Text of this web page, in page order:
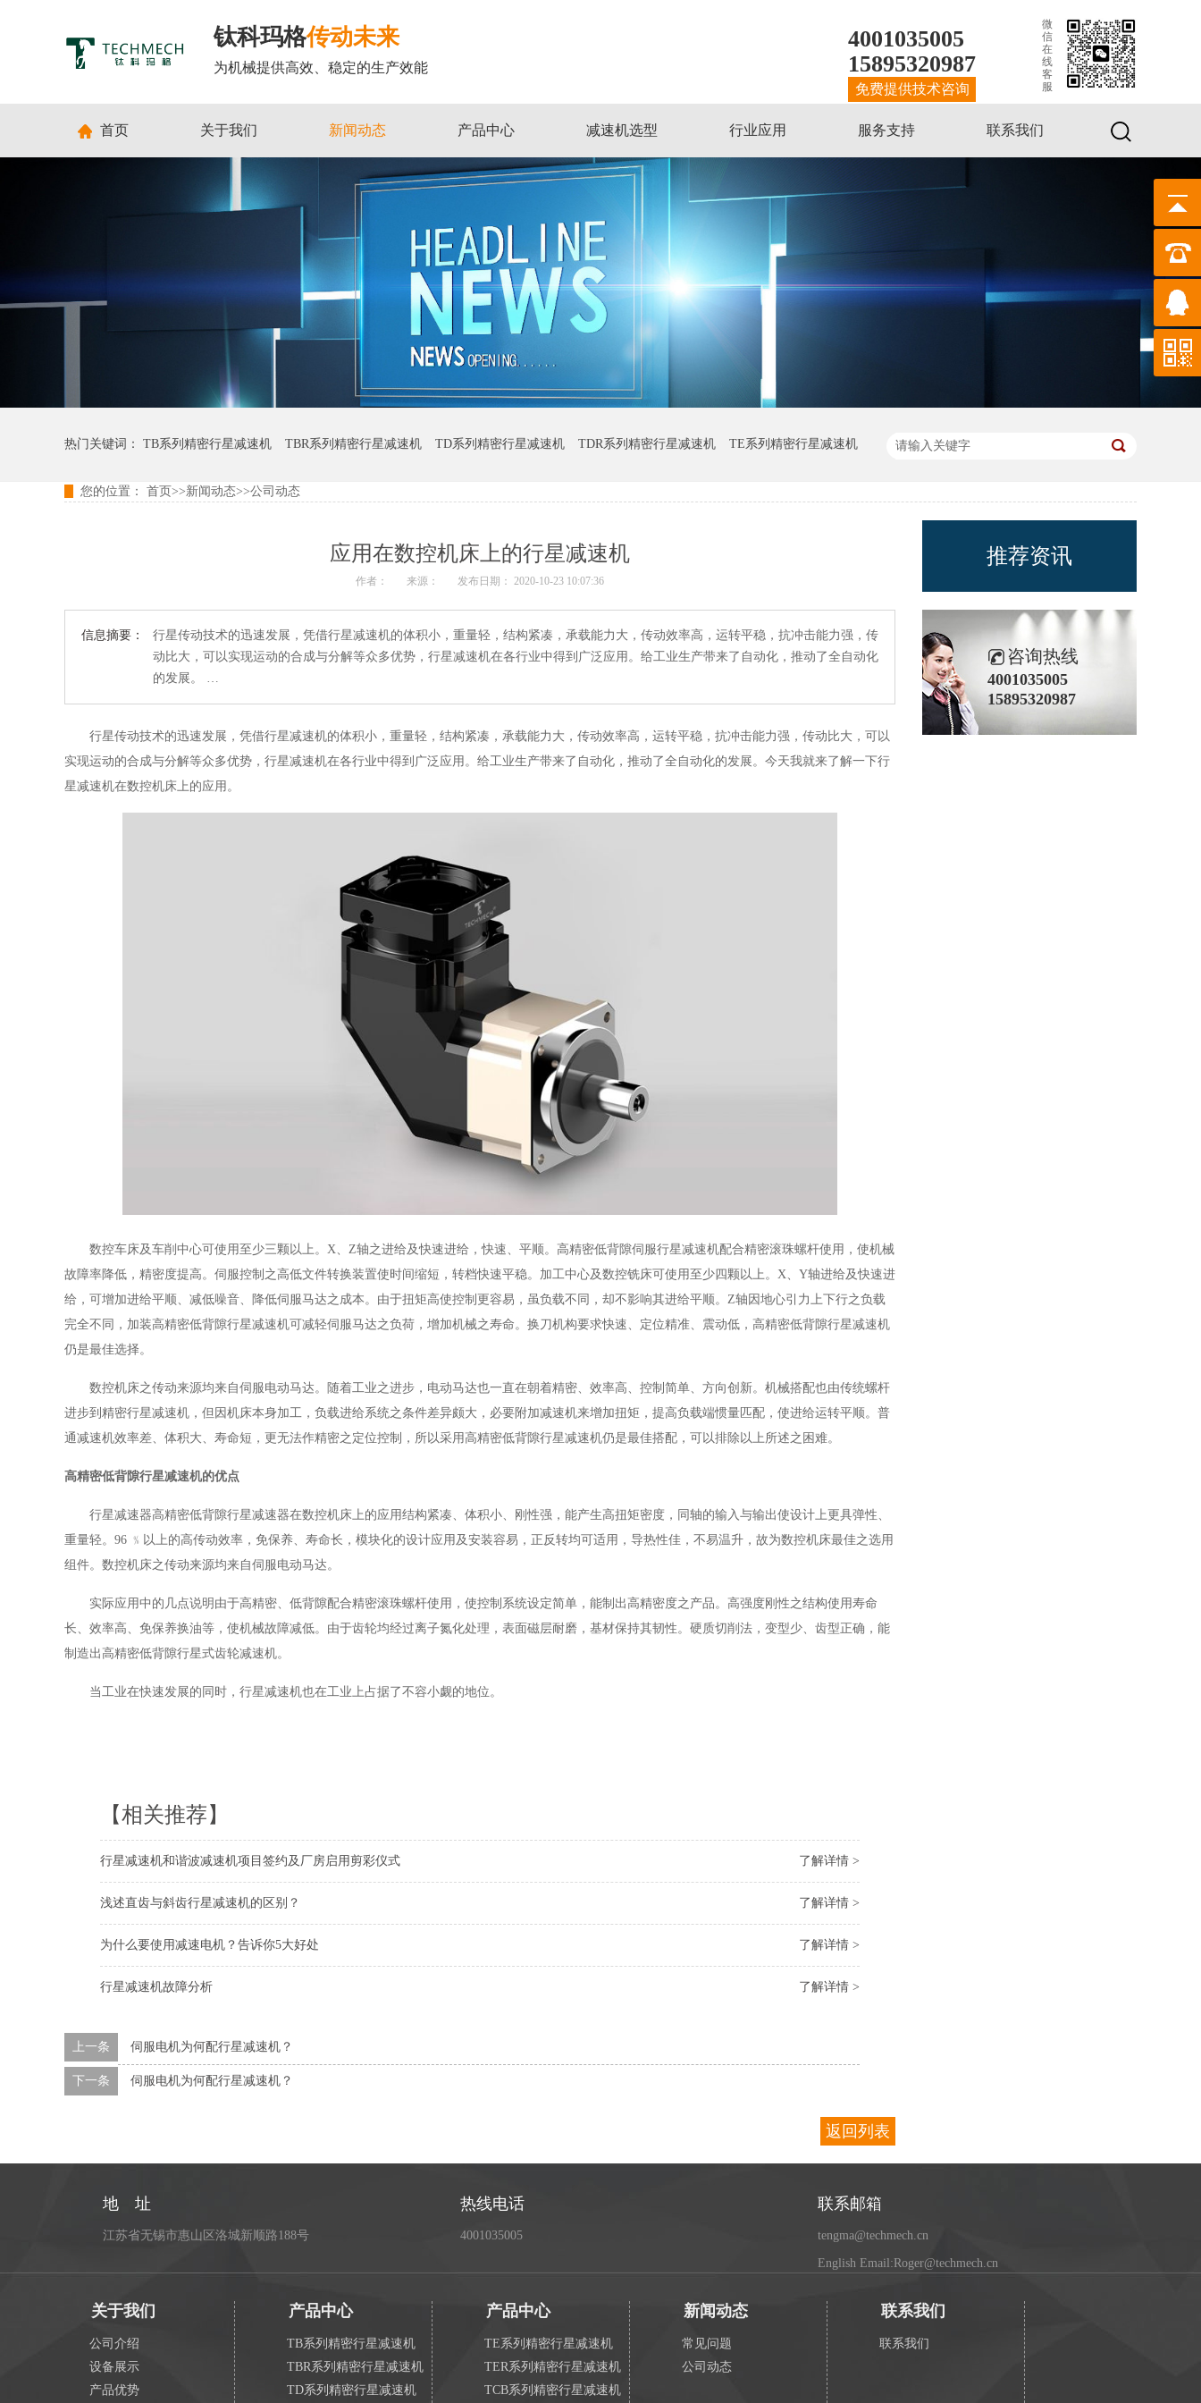
钛科玛格传动未来
为机械提供高效、稳定的生产效能
4001035005
15895320987
免费提供技术咨询
微
信
在
线
客
服
首页 关于我们 新闻动态 产品中心 减速机选型 行业应用 服务支持 联系我们
热门关键词： TB系列精密行星减速机 TBR系列精密行星减速机 TD系列精密行星减速机 TDR系列精密行星减速机 TE系列精密行星减速机
您的位置： 首页 >>新闻动态>>公司动态
应用在数控机床上的行星减速机
作者： 来源： 发布日期： 2020-10-23 10:07:36
信息摘要：
行星传动技术的迅速发展，凭借行星减速机的体积小，重量轻，结构紧凑，承载能力大，传动效率高，运转平稳，抗冲击能力强，传
动比大，可以实现运动的合成与分解等众多优势，行星减速机在各行业中得到广泛应用。给工业生产带来了自动化，推动了全自动化
的发展。 …
行星传动技术的迅速发展，凭借行星减速机的体积小，重量轻，结构紧凑，承载能力大，传动效率高，运转平稳，抗冲击能力强，传动比大，可以
实现运动的合成与分解等众多优势，行星减速机在各行业中得到广泛应用。给工业生产带来了自动化，推动了全自动化的发展。今天我就来了解一下行
星减速机在数控机床上的应用。
数控车床及车削中心可使用至少三颗以上。X、Z轴之进给及快速进给，快速、平顺。高精密低背隙伺服行星减速机配合精密滚珠螺杆使用，使机械
故障率降低，精密度提高。伺服控制之高低文件转换装置使时间缩短，转档快速平稳。加工中心及数控铣床可使用至少四颗以上。X、Y轴进给及快速进
给，可增加进给平顺、减低噪音、降低伺服马达之成本。由于扭矩高使控制更容易，虽负载不同，却不影响其进给平顺。Z轴因地心引力上下行之负载
完全不同，加装高精密低背隙行星减速机可减轻伺服马达之负荷，增加机械之寿命。换刀机构要求快速、定位精准、震动低，高精密低背隙行星减速机
仍是最佳选择。
数控机床之传动来源均来自伺服电动马达。随着工业之进步，电动马达也一直在朝着精密、效率高、控制简单、方向创新。机械搭配也由传统螺杆
进步到精密行星减速机，但因机床本身加工，负载进给系统之条件差异颇大，必要附加减速机来增加扭矩，提高负载端惯量匹配，使进给运转平顺。普
通减速机效率差、体积大、寿命短，更无法作精密之定位控制，所以采用高精密低背隙行星减速机仍是最佳搭配，可以排除以上所述之困难。
高精密低背隙行星减速机的优点
行星减速器高精密低背隙行星减速器在数控机床上的应用结构紧凑、体积小、刚性强，能产生高扭矩密度，同轴的输入与输出使设计上更具弹性、
重量轻。96 ﹪以上的高传动效率，免保养、寿命长，模块化的设计应用及安装容易，正反转均可适用，导热性佳，不易温升，故为数控机床最佳之选用
组件。数控机床之传动来源均来自伺服电动马达。
实际应用中的几点说明由于高精密、低背隙配合精密滚珠螺杆使用，使控制系统设定简单，能制出高精密度之产品。高强度刚性之结构使用寿命
长、效率高、免保养换油等，使机械故障减低。由于齿轮均经过离子氮化处理，表面磁层耐磨，基材保持其韧性。硬质切削法，变型少、齿型正确，能
制造出高精密低背隙行星式齿轮减速机。
当工业在快速发展的同时，行星减速机也在工业上占据了不容小觑的地位。
【相关推荐】
了解详情 >
行星减速机和谐波减速机项目签约及厂房启用剪彩仪式
了解详情 >
浅述直齿与斜齿行星减速机的区别？
了解详情 >
为什么要使用减速电机？告诉你5大好处
了解详情 >
行星减速机故障分析
上一条 伺服电机为何配行星减速机？
下一条 伺服电机为何配行星减速机？
返回列表
推荐资讯
咨询热线
4001035005
15895320987
地 址
江苏省无锡市惠山区洛城新顺路188号
热线电话
4001035005
联系邮箱
tengma@techmech.cn
English Email:Roger@techmech.cn
关于我们
公司介绍
设备展示
产品优势
产品中心
TB系列精密行星减速机
TBR系列精密行星减速机
TD系列精密行星减速机
产品中心
TE系列精密行星减速机
TER系列精密行星减速机
TCB系列精密行星减速机
新闻动态
常见问题
公司动态
联系我们
联系我们